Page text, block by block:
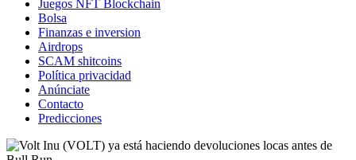
Juegos NFT Blockchain
Bolsa
Finanzas e inversion
Airdrops
SCAM shitcoins
Política privacidad
Anúnciate
Contacto
Predicciones